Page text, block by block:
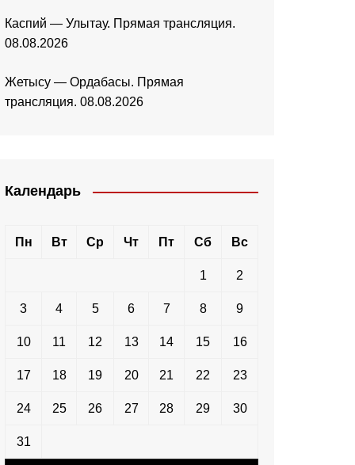
Каспий — Улытау. Прямая трансляция.
08.08.2026
Жетысу — Ордабасы. Прямая
трансляция. 08.08.2026
Календарь
Пн Вт Ср Чт Пт Сб Вс
1 2
3 4 5 6 7 8 9
10 11 12 13 14 15 16
17 18 19 20 21 22 23
24 25 26 27 28 29 30
31